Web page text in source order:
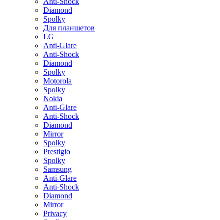
Diamond
Spolky
Для планшетов
LG
Anti-Glare
Anti-Shock
Diamond
Spolky
Motorola
Spolky
Nokia
Anti-Glare
Anti-Shock
Diamond
Mirror
Spolky
Prestigio
Spolky
Samsung
Anti-Glare
Anti-Shock
Diamond
Mirror
Privacy